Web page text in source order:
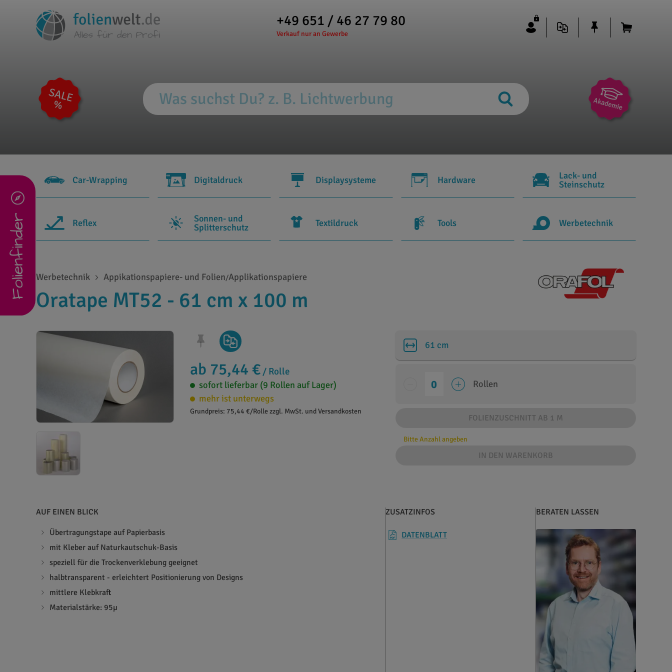
+49 651 / 46 27 79 80
Verkauf nur an Gewerbe
Car-Wrapping Digitaldruck Displaysysteme Hardware
Lack- und
Steinschutz
Reflex
Sonnen- und
Splitterschutz
Textildruck Tools Werbetechnik
Folienfinder Werbetechnik Appikationspapiere- und Folien/Applikationspapiere
Oratape MT52 - 61 cm x 100 m
ab 75,44 € / Rolle
sofort lieferbar (9 Rollen auf Lager)
mehr ist unterwegs
Grundpreis: 75,44 €/Rolle zzgl. MwSt. und Versandkosten
61 cm
Rollen
FOLIENZUSCHNITT AB 1 M
Bitte Anzahl angeben
IN DEN WARENKORB
AUF EINEN BLICK
Übertragungstape auf Papierbasis
mit Kleber auf Naturkautschuk-Basis
speziell für die Trockenverklebung geeignet
halbtransparent - erleichtert Positionierung von Designs
mittlere Klebkraft
Materialstärke: 95µ
ZUSATZINFOS
DATENBLATT
BERATEN LASSEN